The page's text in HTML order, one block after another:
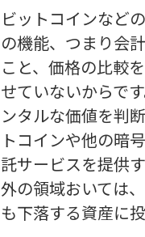
ビットコインなど
の機能、つまり会
こと、価格の比較
せていないからで
ンタルな価値を判
トコインや他の暗
託サービスを提供
外の領域おいては
も下落する資産に